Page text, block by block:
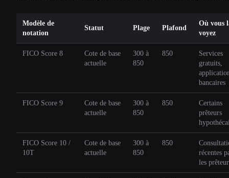
Modèle de
notation
Statut Plage Plafond
Où vous
voyez
FICO Score 8
Cote de base
actuelle
300 à
850
850
Services
gratuits,
bancaires
FICO Score 9
Cote de base
actuelle
300 à
850
850
Certains
prêteurs
FICO Score 10 /
10T
Cote de base
actuelle
300 à
850
850
récentes
les